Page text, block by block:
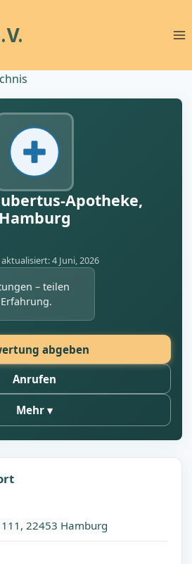
Apotheke,
Hamburg
4 Juni, 2026
– teilen
abgeben
Anrufen
Mehr
22453 Hamburg